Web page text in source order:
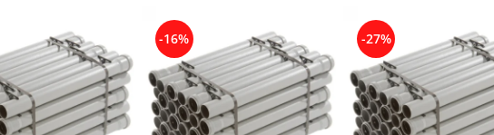
-16% -27%